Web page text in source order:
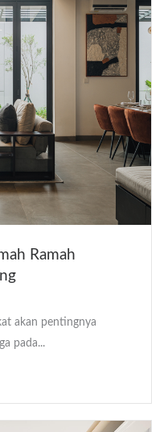
Ramah
akan pentingnya
pada...